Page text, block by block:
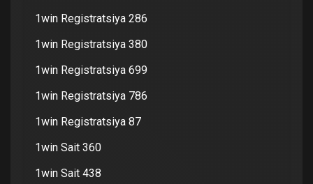
1win Registratsiya 286
1win Registratsiya 380
1win Registratsiya 699
1win Registratsiya 786
1win Registratsiya 87
1win Sait 360
1win Sait 438